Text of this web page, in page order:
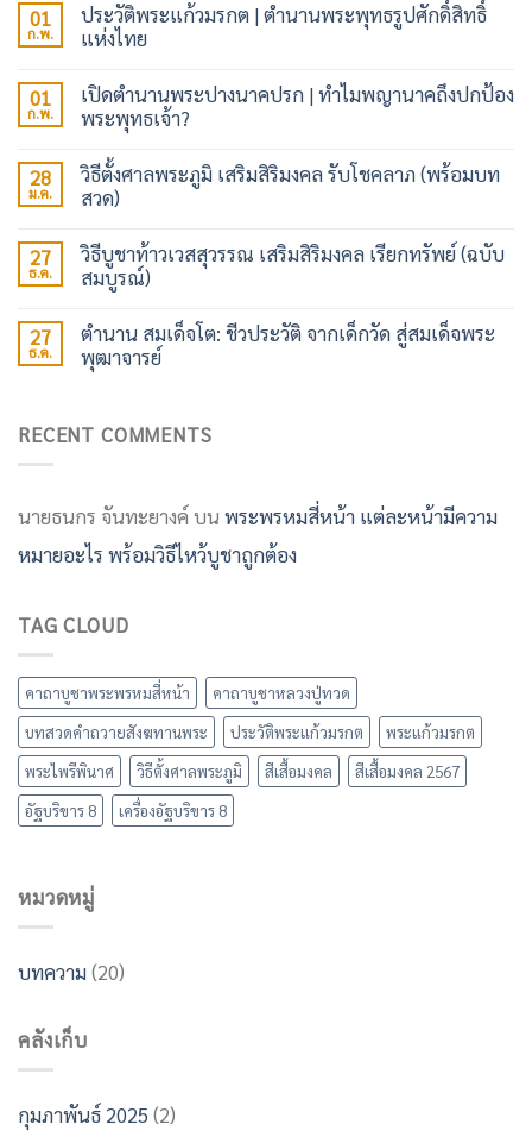
01
ก.พ.
ประวัติพระแก้วมรกต | ตำนานพระพุทธรูปศักดิ์สิทธิ์
แห่งไทย
01
ก.พ.
เปิดตำนานพระปางนาคปรก | ทำไมพญานาคถึงปกป้อง
พระพุทธเจ้า?
28
ม.ค.
วิธีตั้งศาลพระภูมิ เสริมสิริมงคล รับโชคลาภ (พร้อมบท
สวด)
27
ธ.ค.
วิธีบูชาท้าวเวสสุวรรณ เสริมสิริมงคล เรียกทรัพย์ (ฉบับ
สมบูรณ์)
27
ธ.ค.
ตำนาน สมเด็จโต: ชีวประวัติ จากเด็กวัด สู่สมเด็จพระ
พุฒาจารย์
RECENT COMMENTS
นายธนกร จันทะยางค์ บน พระพรหมสี่หน้า แต่ละหน้ามีความ
หมายอะไร พร้อมวิธีไหว้บูชาถูกต้อง
TAG CLOUD
คาถาบูชาพระพรหมสี่หน้า
คาถาบูชาหลวงปู่ทวด
บทสวดคำถวายสังฆทานพระ
ประวัติพระแก้วมรกต
พระแก้วมรกต
พระไพรีพินาศ
วิธีตั้งศาลพระภูมิ สีเสื้อมงคล
สีเสื้อมงคล 2567
อัฐบริขาร 8
เครื่องอัฐบริขาร 8
หมวดหมู่
บทความ (20)
คลังเก็บ
กุมภาพันธ์ 2025 (2)